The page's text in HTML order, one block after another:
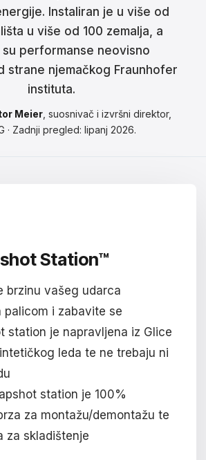
Instaliran je u više od
u više od 100 zemalja, a
performanse neovisno
strane njemačkog Fraunhofer
instituta.
Meier, suosnivač i izvršni direktor,
· Zadnji pregled: lipanj 2026.
Station™
brzinu vašeg udarca
palicom i zabavite se
station je napravljena iz Glice
leda te ne trebaju ni
station je 100%
za montažu/demontažu te
za skladištenje